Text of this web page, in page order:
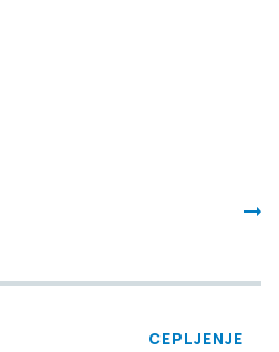
CEPLJENJE